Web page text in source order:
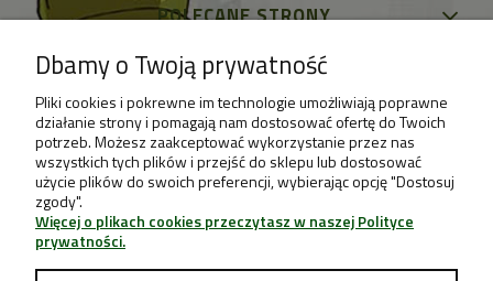
POLECANE STRONY
Dbamy o Twoją prywatność
Pliki cookies i pokrewne im technologie umożliwiają poprawne
działanie strony i pomagają nam dostosować ofertę do Twoich
potrzeb. Możesz zaakceptować wykorzystanie przez nas
wszystkich tych plików i przejść do sklepu lub dostosować
użycie plików do swoich preferencji, wybierając opcję "Dostosuj
zgody".
Więcej o plikach cookies przeczytasz w naszej Polityce
prywatności.